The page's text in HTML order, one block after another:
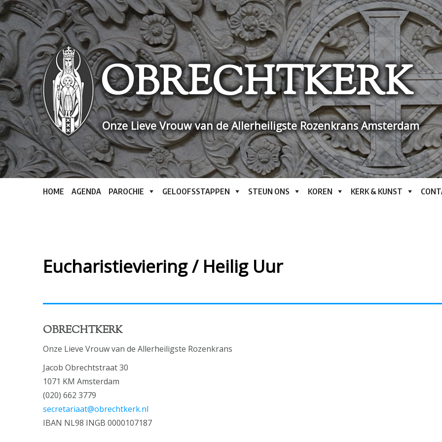
Skip
to
content
OBRECHTKERK
Onze Lieve Vrouw van de Allerheiligste Rozenkrans Amsterdam
HOME AGENDA PAROCHIE GELOOFSSTAPPEN STEUN ONS KOREN KERK & KUNST
Eucharistieviering / Heilig Uur
OBRECHTKERK
Onze Lieve Vrouw van de Allerheiligste Rozenkrans
Jacob Obrechtstraat 30
1071 KM Amsterdam
(020) 662 3779
secretariaat@obrechtkerk.nl
IBAN NL98 INGB 0000107187